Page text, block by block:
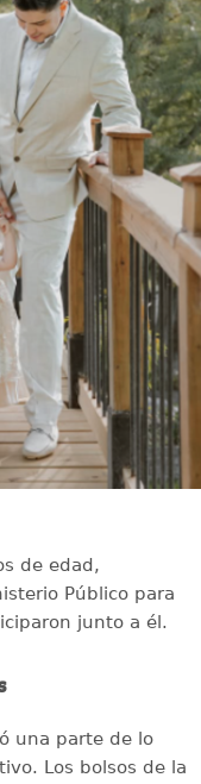
de edad,
Público para
junto a él.
una parte de lo
Los bolsos de la